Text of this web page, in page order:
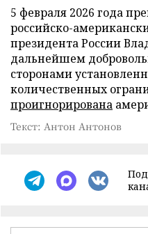
5 февраля 2026 года
российско-
президента России
дальнейшем
сторонами
количественных
проигнорирована
Текст: Антон Антонов